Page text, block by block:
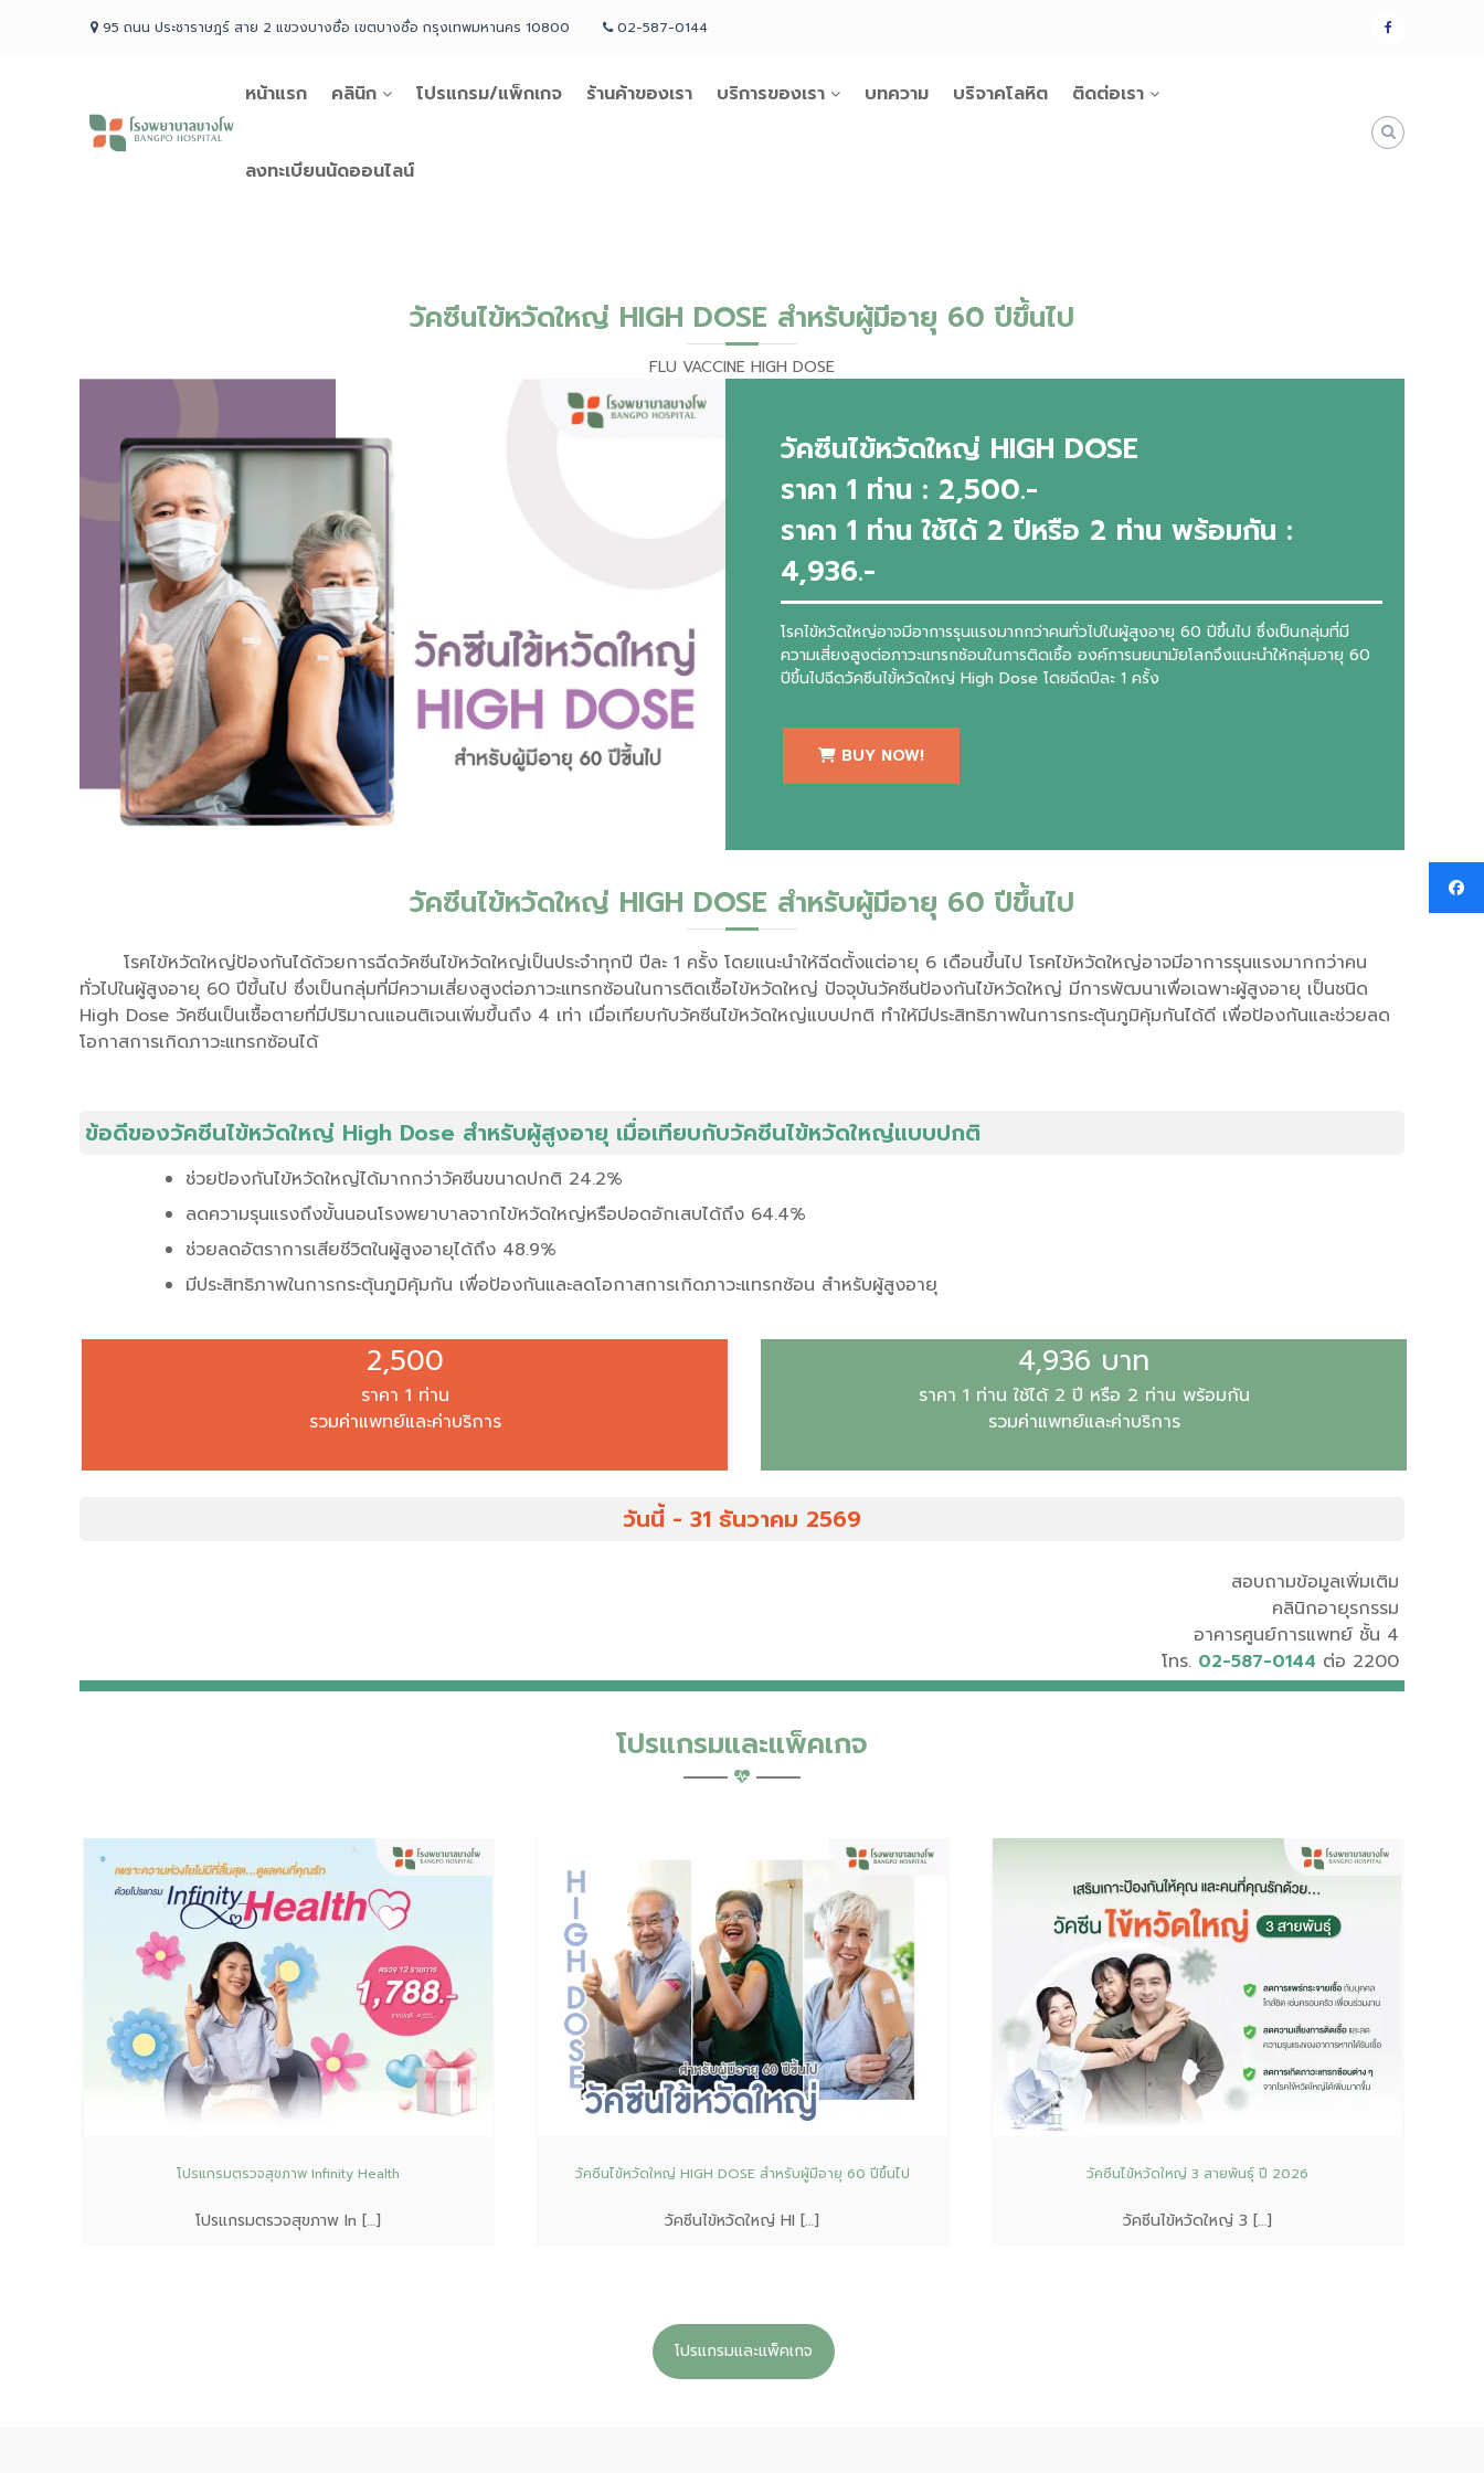
95 ถนน ประชาราษฎร์ สาย 2 แขวงบางซื่อ เขตบางซื่อ กรุงเทพมหานคร 10800 02-587-0144 แฟน
โรง
พยาบาล
บางโพ
หน้าแรก คลินิก โปรแกรม/แพ็กเกจ ร้านค้าของเรา บริการของเรา บทความ บริจาคโลหิต ติดต่อเรา
ลงทะเบียนนัดออนไลน์
วัคซีนไข้หวัดใหญ่ HIGH DOSE สำหรับผู้มีอายุ 60 ปีขึ้นไป
FLU VACCINE HIGH DOSE
วัคซีนไข้หวัดใหญ่ HIGH DOSE
ราคา 1 ท่าน : 2,500.-
ราคา 1 ท่าน ใช้ได้ 2 ปีหรือ 2 ท่าน พร้อมกัน :
4,936.-
โรคไข้หวัดใหญ่อาจมีอาการรุนแรงมากกว่าคนทั่วไปในผู้สูงอายุ 60 ปีขึ้นไป ซึ่งเป็นกลุ่มที่มี
ความเสี่ยงสูงต่อภาวะแทรกซ้อนในการติดเชื้อ องค์การนยนามัยโลกจึงแนะนำให้กลุ่มอายุ 60
ปีขึ้นไปฉีดวัคซีนไข้้หวัดใหญ่ High Dose โดยฉีดปีละ 1 ครั้ง
BUY NOW!
วัคซีนไข้หวัดใหญ่ HIGH DOSE สำหรับผู้มีอายุ 60 ปีขึ้นไป
โรคไข้หวัดใหญ่ป้องกันได้ด้วยการฉีดวัคซีนไข้หวัดใหญ่เป็นประจำทุกปี ปีละ 1 ครั้ง โดยแนะนำให้ฉีดตั้งแต่อายุ 6 เดือนขึ้นไป โรคไข้หวัดใหญ่อาจมีอาการรุนแรงมากกว่าคน
ทั่วไปในผู้สูงอายุ 60 ปีขึ้นไป ซึ่งเป็นกลุ่มที่มีความเสี่ยงสูงต่อภาวะแทรกซ้อนในการติดเชื้อไข้หวัดใหญ่ ปัจจุบันวัคซีนป้องกันไข้หวัดใหญ่ มีการพัฒนาเพื่อเฉพาะผู้สูงอายุ เป็นชนิด
High Dose วัคซีนเป็นเชื้อตายที่มีปริมาณแอนติเจนเพิ่มขึ้นถึง 4 เท่า เมื่อเทียบกับวัคซีนไข้หวัดใหญ่แบบปกติ ทำให้มีประสิทธิภาพในการกระตุ้นภูมิคุ้มกันได้ดี เพื่อป้องกันและช่วยลด
โอกาสการเกิดภาวะแทรกซ้อนได้
ข้อดีของวัคซีนไข้หวัดใหญ่ High Dose สำหรับผู้สูงอายุ เมื่อเทียบกับวัคซีนไข้หวัดใหญ่แบบปกติ
ช่วยป้องกันไข้หวัดใหญ่ได้มากกว่าวัคซีนขนาดปกติ 24.2%
ลดความรุนแรงถึงขั้นนอนโรงพยาบาลจากไข้หวัดใหญ่หรือปอดอักเสบได้ถึง 64.4%
ช่วยลดอัตราการเสียชีวิตในผู้สูงอายุได้ถึง 48.9%
มีประสิทธิภาพในการกระตุ้นภูมิคุ้มกัน เพื่อป้องกันและลดโอกาสการเกิดภาวะแทรกซ้อน สำหรับผู้สูงอายุ
2,500
ราคา 1 ท่าน
รวมค่าแพทย์และค่าบริการ
4,936 บาท
ราคา 1 ท่าน ใช้ได้ 2 ปี หรือ 2 ท่าน พร้อมกัน
รวมค่าแพทย์และค่าบริการ
วันนี้ - 31 ธันวาคม 2569
สอบถามข้อมูลเพิ่มเติม
คลินิกอายุรกรรม
อาคารศูนย์การแพทย์ ชั้น 4
โทร. 02-587-0144 ต่อ 2200
โปรแกรมและแพ็คเกจ
โปรแกรมตรวจสุขภาพ Infinity Health
โปรแกรมตรวจสุขภาพ In […]
วัคซีนไข้หวัดใหญ่ HIGH DOSE สำหรับผู้มีอายุ 60 ปีขึ้นไป
วัคซีนไข้หวัดใหญ่ HI […]
วัคซีนไข้หวัดใหญ่ 3 สายพันธุ์ ปี 2026
วัคซีนไข้หวัดใหญ่ 3 […]
โปรแกรมและแพ็คเกจ